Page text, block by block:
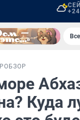
ОБЗОР
Куда